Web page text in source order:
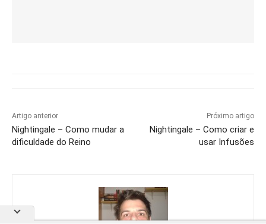
Artigo anterior
Nightingale – Como mudar a
dificuldade do Reino
Próximo artigo
Nightingale – Como criar e
usar Infusões